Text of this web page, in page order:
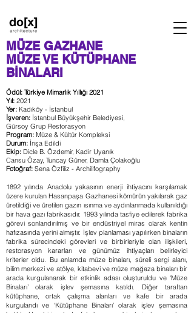
MÜZE GAZHANE
MÜZE VE KÜTÜPHANE
BİNALARI
Ödül: Türkiye Mimarlık Yıllığı 2021
Yıl: 2021
Yer: Kadıköy - İstanbul
İşveren: İstanbul Büyükşehir Belediyesi,
Gürsoy Grup Restorasyon
Program: Müze & Kültür Kompleksi
Durum: İnşa Edildi
Ekip: Dicle B. Özdemir, Kadir Uyanık
Cansu Özay, Tuncay Güner, Damla Çolakoğlu
Fotoğraf: Sena Özfiliz - Archilifography
1892 yılında Anadolu yakasının enerji ihtiyacını karşılamak
üzere kurulan Hasanpaşa Gazhanesi kömürün yakılarak gaz
üretildiği ve üretilen gazın ısınma ve aydınlanmada kullanıldığı
bir hava gazı fabrikasıdır. 1993 yılında tasfiye edilerek fabrika
görevi sonlandırılmış ve bir endüstriyel miras olarak kentin
hafızasında yerini almıştır. İşlev planlaması yapılırken binaların
fabrika sürecindeki görevleri ve birbirleriyle olan ilişkileri,
restorasyon kararları ve günümüz ihtiyaçları belirleyici
kriterler oldu. Bu anlamda müze binaları, süreli sergi alanı,
bilim merkezi ve atölye, kitabevi ve müze mağaza binaları bir
arada kurgulanarak bir etkinlik adası oluşturuldu ve ‘Müze
Binaları’ olarak işlev şemasına katıldı. Diğer taraftan
kütüphane, ortak çalışma alanları ve kafe bir arada
kurgulandı ve ‘Kütüphane Binaları’ olarak işlev şemasına